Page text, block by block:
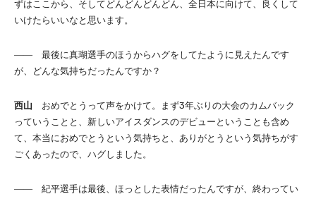
ずはここから、そしてどんどんどんどん、全日本に向けて、良くして
いけたらいいなと思います。
―― 最後に真瑚選手のほうからハグをしてたように見えたんです
が、どんな気持ちだったんですか？
西山 おめでとうって声をかけて。まず3年ぶりの大会のカムバック
っていうことと、新しいアイスダンスのデビューということも含め
て、本当におめでとうという気持ちと、ありがとうという気持ちがす
ごくあったので、ハグしました。
―― 紀平選手は最後、ほっとした表情だったんですが、終わってい